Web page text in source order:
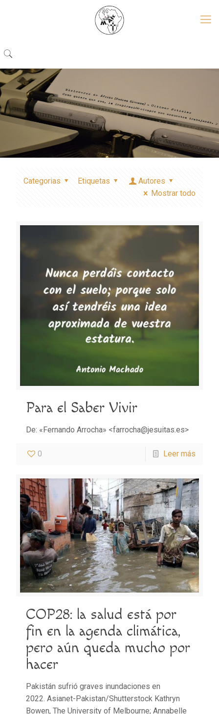
Categorias Etiquetas
Autores
Mostrar todo
Para el Saber Vivir
De: «Fernando Arrocha» <farrocha@jesuitas.es>
0 Leer más
COP28: la salud está por
fin en la agenda climática,
pero aún queda mucho por
hacer
Pakistán sufrió graves inundaciones en
2022. Asianet-Pakistan/Shutterstock Kathryn
Bowen, The University of Melbourne; Annabelle